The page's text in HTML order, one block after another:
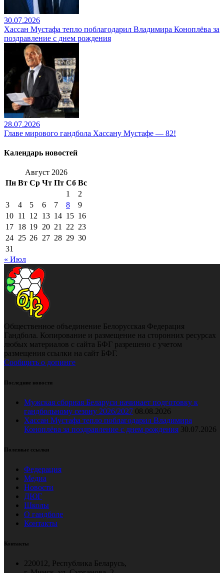
30.07.2026
Хассан Мустафа тепло поблагодарил Владимира Коноплёва за
поздравление с днем рождения
28.07.2026
Главе мирового гандбола Хассану Мустафе — 82!
Календарь новостей
Август 2026
Пн Вт Ср Чт Пт Сб Вс
1
2
3
4 5 6 7 8
9
10 11 12 13 14 15 16
17 18 19 20 21 22 23
24 25 26 27 28 29 30
31
« Июл
Общественное объединение Белорусская Федерация
Гандбола. Копирование и размещение на сторонних ресурсах
любых материалов с сайта БФГ разрешено с учетом
размещения ссылки на сайт БФГ.
Сообщить о допинге
Последние новости
Мужская сборная Беларуси начинает подготовку к
гандбольному сезону 2026/2027 08.08.2026
Хассан Мустафа тепло поблагодарил Владимира
Коноплёва за поздравление с днем рождения 30.07.2026
Полезные ссылки
Федерация
Медиа
Новости
ДЮГ
Школы
О гандболе
Контакты
Контакты
220012, Республика Беларусь,